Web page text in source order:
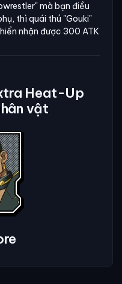
mà bạn điều
thì quái thú "Gouki"
nhận được 300 ATK
Heat-Up
vật